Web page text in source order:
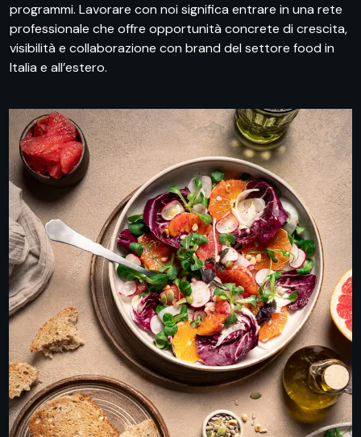
programmi. Lavorare con noi significa entrare in una rete
professionale che offre opportunità concrete di crescita,
visibilità e collaborazione con brand del settore food in
Italia e all’estero.